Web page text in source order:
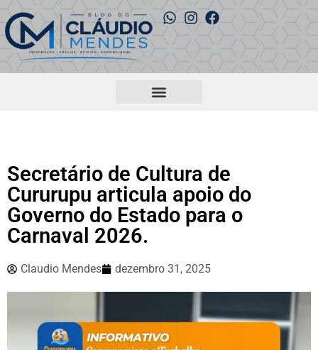
Secretário de Cultura de
Cururupu articula apoio do
Governo do Estado para o
Carnaval 2026.
Claudio Mendes dezembro 31, 2025